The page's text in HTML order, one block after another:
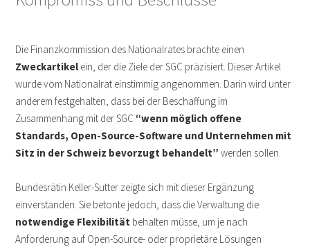
Die Finanzkommission des Nationalrates brachte einen
Zweckartikel ein, der die Ziele der SGC präzisiert. Dieser Artikel
wurde vom Nationalrat einstimmig angenommen. Darin wird unter
anderem festgehalten, dass bei der Beschaffung im
Zusammenhang mit der SGC “wenn möglich offene
Standards, Open-Source-Software und Unternehmen mit
Sitz in der Schweiz bevorzugt behandelt” werden sollen.
Bundesrätin Keller-Sutter zeigte sich mit dieser Ergänzung
einverstanden. Sie betonte jedoch, dass die Verwaltung die
notwendige Flexibilität behalten müsse, um je nach
Anforderung auf Open-Source- oder proprietäre Lösungen